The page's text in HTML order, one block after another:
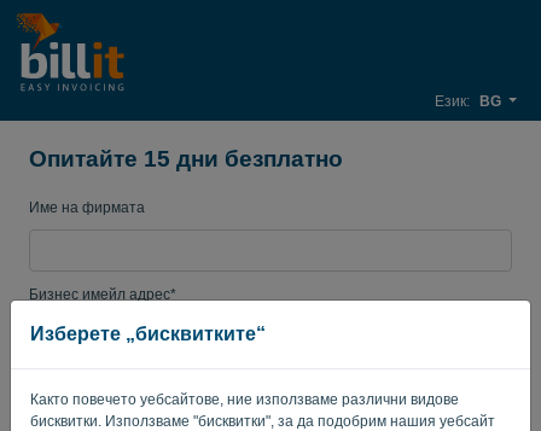
Изберете „бисквитките“
Както повечето уебсайтове, ние използваме различни видове
бисквитки. Използваме "бисквитки", за да подобрим нашия уебсайт
Език: BG
Опитайте 15 дни безплатно
Име на фирмата
Бизнес имейл адрес*